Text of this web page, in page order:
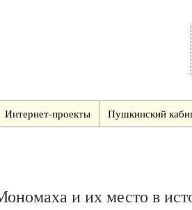
Интернет-проекты Пушкинский
и их место в